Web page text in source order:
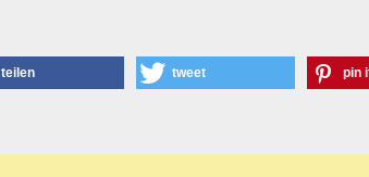
teilen tweet pin